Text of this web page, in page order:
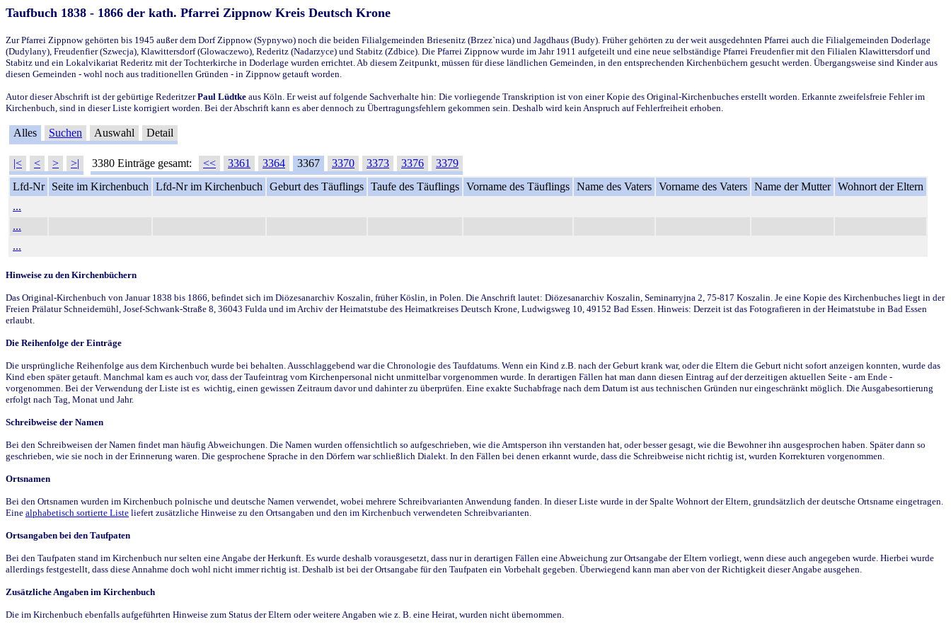
Taufbuch 1838 - 1866 der kath. Pfarrei Zippnow Kreis Deutsch Krone
Zur Pfarrei Zippnow gehörten bis 1945 außer dem Dorf Zippnow (Sypnywo) noch die beiden Filialgemeinden Briesenitz (Brzez`nica) und Jagdhaus (Budy). Früher gehörten zu der weit ausgedehnten Pfarrei auch die Filialgemeinden Doderlage
(Dudylany), Freudenfier (Szwecja), Klawittersdorf (Glowaczewo), Rederitz (Nadarzyce) und Stabitz (Zdbice). Die Pfarrei Zippnow wurde im Jahr 1911 aufgeteilt und eine neue selbständige Pfarrei Freudenfier mit den Filialen Klawittersdorf und
Stabitz und ein Lokalvikariat Rederitz mit der Tochterkirche in Doderlage wurden errichtet. Ab diesem Zeitpunkt, müssen für diese ländlichen Gemeinden, in den entsprechenden Kirchenbüchern gesucht werden. Übergangsweise sind Kinder aus
diesen Gemeinden - wohl noch aus traditionellen Gründen - in Zippnow getauft worden.
Autor dieser Abschrift ist der gebürtige RederitzerPaul Lüdtke aus Köln. Er weist auf folgende Sachverhalte hin: Die vorliegende Transkription ist von einer Kopie des Original-Kirchenbuches erstellt worden. Erkannte zweifelsfreie Fehler im
Kirchenbuch, sind in dieser Liste korrigiert worden. Bei der Abschrift kann es aber dennoch zu Übertragungsfehlern gekommen sein. Deshalb wird kein Anspruch auf Fehlerfreiheit erhoben.
Alles Suchen Auswahl Detail
|< < > >| 3380 Einträge gesamt: << 3361 3364 3367 3370 3373 3376
3379
Lfd-Nr
Seite im Kirchenbuch Lfd-Nr im Kirchenbuch Geburt des Täuflings Taufe des Täuflings Vorname des Täuflings Name des Vaters Vorname des Vaters Name der Mutter Wohnort der Eltern
...
...
...
Hinweise zu den Kirchenbüchern
Das Original-Kirchenbuch von Januar 1838 bis 1866, befindet sich im Diözesanarchiv Koszalin, früher Köslin, in Polen. Die Anschrift lautet: Diözesanarchiv Koszalin, Seminarryjna 2, 75-817 Koszalin. Je eine Kopie des Kirchenbuches liegt in der
Freien Prälatur Schneidemühl, Josef-Schwank-Straße 8, 36043 Fulda und im Archiv der Heimatstube des Heimatkreises Deutsch Krone, Ludwigsweg 10, 49152 Bad Essen. Hinweis: Derzeit ist das Fotografieren in der Heimatstube in Bad Essen
erlaubt.
Die Reihenfolge der Einträge
Die ursprüngliche Reihenfolge aus dem Kirchenbuch wurde bei behalten. Ausschlaggebend war die Chronologie des Taufdatums. Wenn ein Kind z.B. nach der Geburt krank war, oder die Eltern die Geburt nicht sofort anzeigen konnten, wurde das
Kind eben später getauft. Manchmal kam es auch vor, dass der Taufeintrag vom Kirchenpersonal nicht unmittelbar vorgenommen wurde. In derartigen Fällen hat man dann diesen Eintrag auf der derzeitigen aktuellen Seite - am Ende -
vorgenommen. Bei der Verwendung der Liste ist es wichtig, einen gewissen Zeitraum davor und dahinter zu überprüfen. Eine exakte Suchabfrage nach dem Datum ist aus technischen Gründen nur eingeschränkt möglich. Die Ausgabesortierung
erfolgt nach Tag, Monat und Jahr.
Schreibweise der Namen
Bei den Schreibweisen der Namen findet man häufig Abweichungen. Die Namen wurden offensichtlich so aufgeschrieben, wie die Amtsperson ihn verstanden hat, oder besser gesagt, wie die Bewohner ihn ausgesprochen haben. Später dann so
geschrieben, wie sie noch in der Erinnerung waren. Die gesprochene Sprache in den Dörfern war schließlich Dialekt. In den Fällen bei denen erkannt wurde, dass die Schreibweise nicht richtig ist, wurden Korrekturen vorgenommen.
Ortsnamen
Bei den Ortsnamen wurden im Kirchenbuch polnische und deutsche Namen verwendet, wobei mehrere Schreibvarianten Anwendung fanden. In dieser Liste wurde in der Spalte Wohnort der Eltern, grundsätzlich der deutsche Ortsname eingetragen.
Eine alphabetisch sortierte Liste liefert zusätzliche Hinweise zu den Ortsangaben und den im Kirchenbuch verwendeten Schreibvarianten.
Ortsangaben bei den Taufpaten
Bei den Taufpaten stand im Kirchenbuch nur selten eine Angabe der Herkunft. Es wurde deshalb vorausgesetzt, dass nur in derartigen Fällen eine Abweichung zur Ortsangabe der Eltern vorliegt, wenn diese auch angegeben wurde. Hierbei wurde
allerdings festgestellt, dass diese Annahme doch wohl nicht immer richtig ist. Deshalb ist bei der Ortsangabe für den Taufpaten ein Vorbehalt gegeben. Überwiegend kann man aber von der Richtigkeit dieser Angabe ausgehen.
Zusätzliche Angaben im Kirchenbuch
Die im Kirchenbuch ebenfalls aufgeführten Hinweise zum Status der Eltern oder weitere Angaben wie z. B. eine Heirat, wurden nicht übernommen.